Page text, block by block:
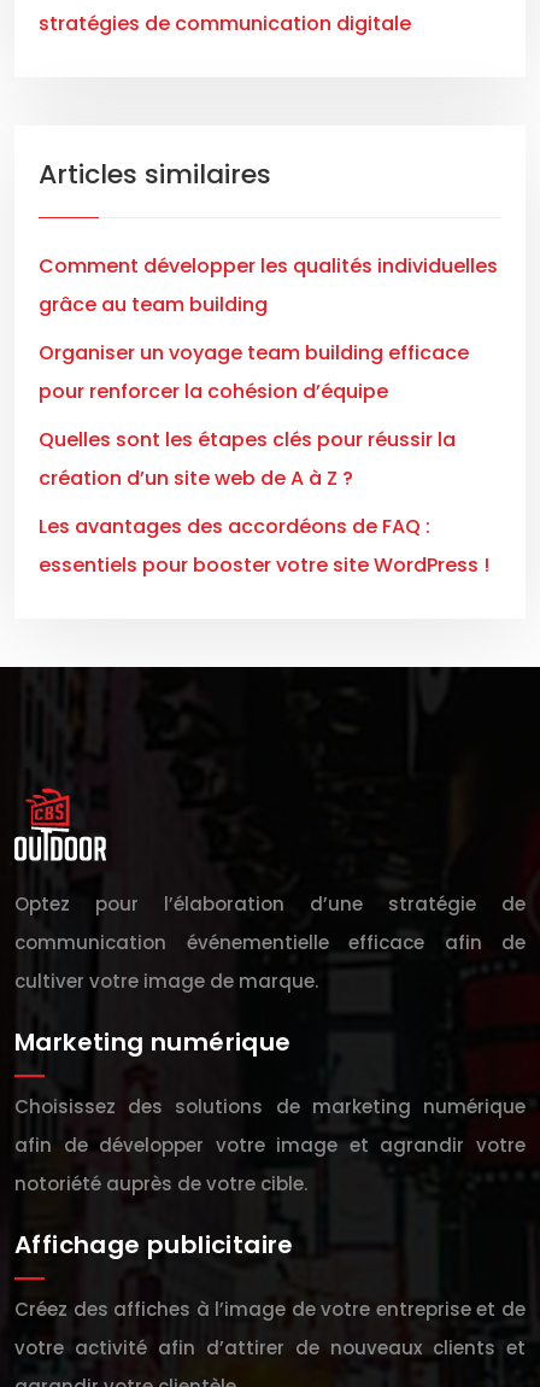
stratégies de communication digitale
Articles similaires
Comment développer les qualités individuelles
grâce au team building
Organiser un voyage team building efficace
pour renforcer la cohésion d’équipe
Quelles sont les étapes clés pour réussir la
création d’un site web de A à Z ?
Les avantages des accordéons de FAQ :
essentiels pour booster votre site WordPress !
Optez pour l’élaboration d’une stratégie de
communication événementielle efficace afin de
cultiver votre image de marque.
Marketing numérique
Choisissez des solutions de marketing numérique
afin de développer votre image et agrandir votre
notoriété auprès de votre cible.
Affichage publicitaire
Créez des affiches à l’image de votre entreprise et de
votre activité afin d’attirer de nouveaux clients et